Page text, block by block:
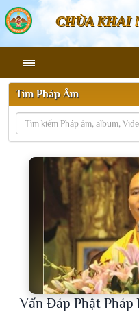
CHÙA KHAI
Tìm Pháp Âm
Vấn Đáp Phật Pháp